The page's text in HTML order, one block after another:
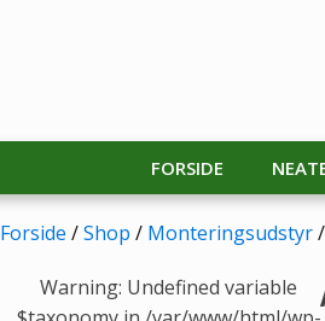
FORSIDE
Forside /Shop / Monteringsudstyr/
Warning: Undefined variable